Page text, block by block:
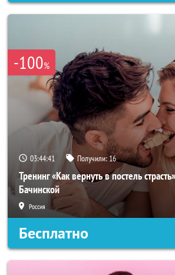
-100%
03:44:40 Получили: 16
Тренинг «Как вернуть в постель
Бачинской
Россия
Бесплатно